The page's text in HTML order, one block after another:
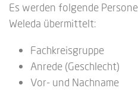
Es werden folgende
Weleda übermittelt:
Fachkreisgruppe
Anrede (Geschlecht)
Vor- und Nachname